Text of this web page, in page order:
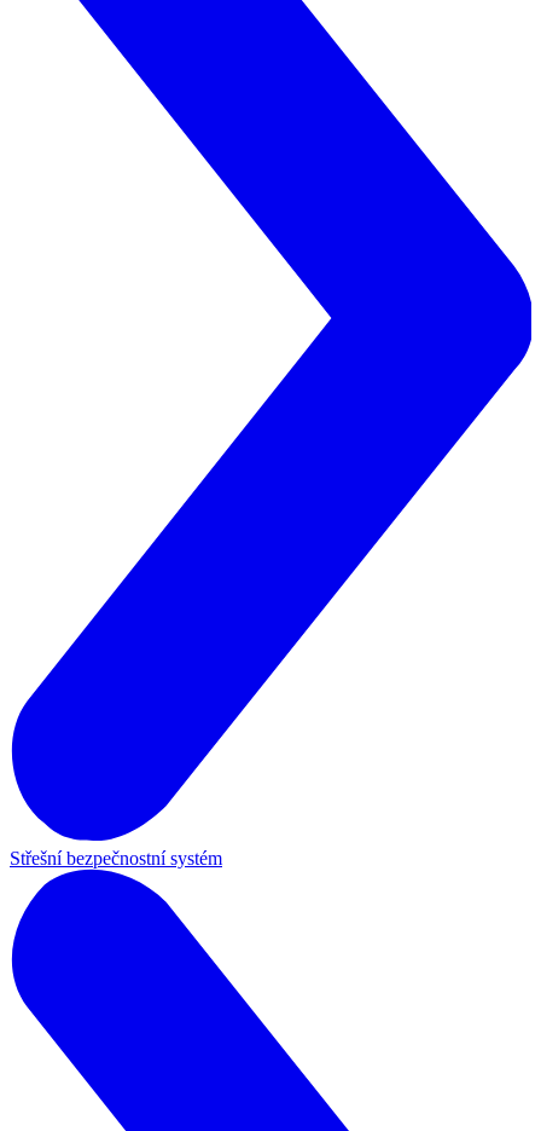
Střešní bezpečnostní systém